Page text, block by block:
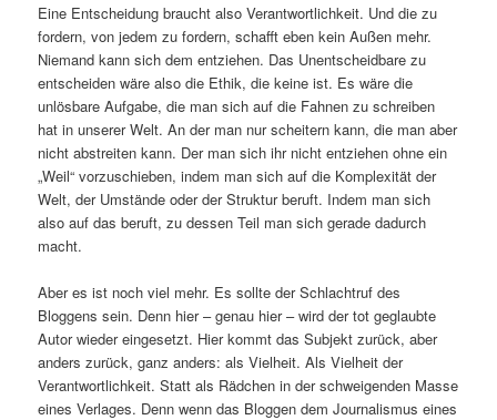
Eine Entscheidung braucht also Verantwortlichkeit. Und die zu
fordern, von jedem zu fordern, schafft eben kein Außen mehr.
Niemand kann sich dem entziehen. Das Unentscheidbare zu
entscheiden wäre also die Ethik, die keine ist. Es wäre die
unlösbare Aufgabe, die man sich auf die Fahnen zu schreiben
hat in unserer Welt. An der man nur scheitern kann, die man aber
nicht abstreiten kann. Der man sich ihr nicht entziehen ohne ein
„Weil“ vorzuschieben, indem man sich auf die Komplexität der
Welt, der Umstände oder der Struktur beruft. Indem man sich
also auf das beruft, zu dessen Teil man sich gerade dadurch
macht.
Aber es ist noch viel mehr. Es sollte der Schlachtruf des
Bloggens sein. Denn hier – genau hier – wird der tot geglaubte
Autor wieder eingesetzt. Hier kommt das Subjekt zurück, aber
anders zurück, ganz anders: als Vielheit. Als Vielheit der
Verantwortlichkeit. Statt als Rädchen in der schweigenden Masse
eines Verlages. Denn wenn das Bloggen dem Journalismus eines